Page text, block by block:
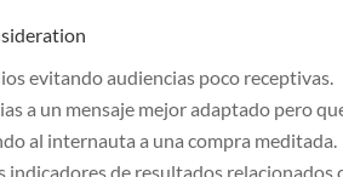
evitando audiencias poco receptivas.
a un mensaje mejor adaptado pero
al internauta a una compra meditada.
de resultados relacionados